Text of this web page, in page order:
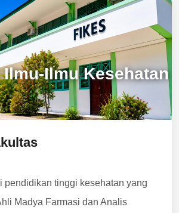
Ilmu Kesehatan
pendidikan tinggi kesehatan yang
Madya Farmasi dan Analis